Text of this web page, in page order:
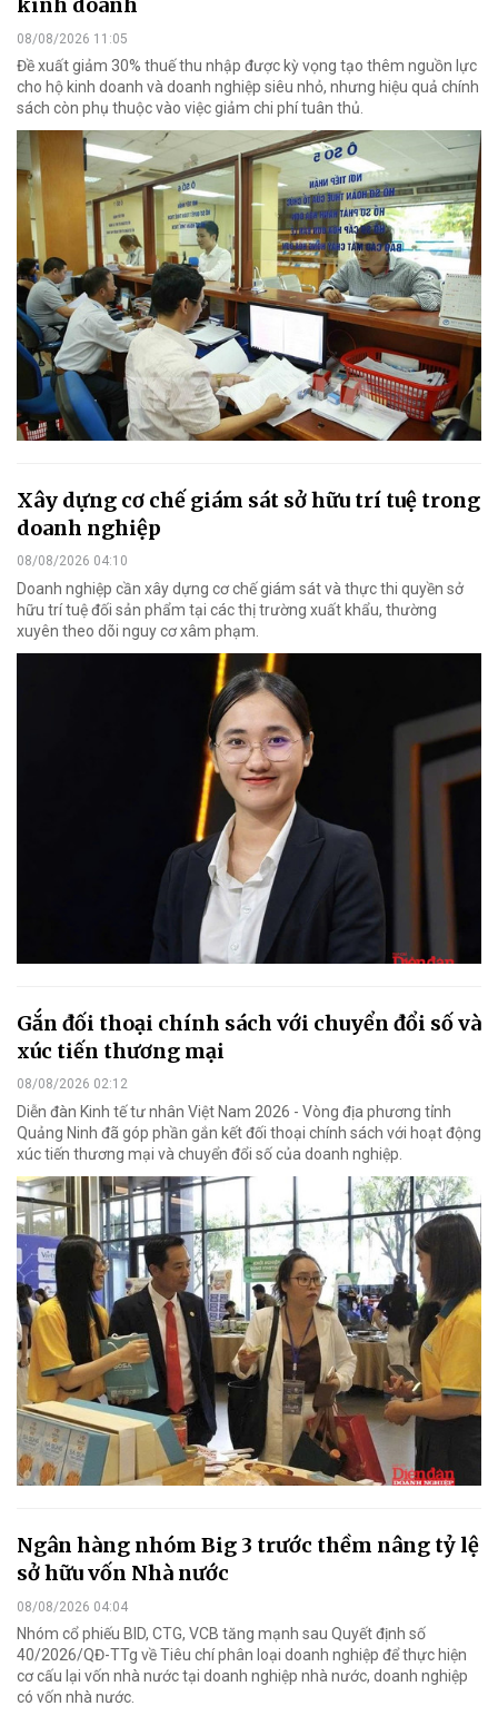
kinh doanh
08/08/2026 11:05
Đề xuất giảm 30% thuế thu nhập được kỳ vọng tạo thêm nguồn lực
cho hộ kinh doanh và doanh nghiệp siêu nhỏ, nhưng hiệu quả chính
sách còn phụ thuộc vào việc giảm chi phí tuân thủ.
Xây dựng cơ chế giám sát sở hữu trí tuệ trong
doanh nghiệp
08/08/2026 04:10
Doanh nghiệp cần xây dựng cơ chế giám sát và thực thi quyền sở
hữu trí tuệ đối sản phẩm tại các thị trường xuất khẩu, thường
xuyên theo dõi nguy cơ xâm phạm.
Gắn đối thoại chính sách với chuyển đổi số và
xúc tiến thương mại
08/08/2026 02:12
Diễn đàn Kinh tế tư nhân Việt Nam 2026 - Vòng địa phương tỉnh
Quảng Ninh đã góp phần gắn kết đối thoại chính sách với hoạt động
xúc tiến thương mại và chuyển đổi số của doanh nghiệp.
Ngân hàng nhóm Big 3 trước thềm nâng tỷ lệ
sở hữu vốn Nhà nước
08/08/2026 04:04
Nhóm cổ phiếu BID, CTG, VCB tăng mạnh sau Quyết định số
40/2026/QĐ-TTg về Tiêu chí phân loại doanh nghiệp để thực hiện
cơ cấu lại vốn nhà nước tại doanh nghiệp nhà nước, doanh nghiệp
có vốn nhà nước.